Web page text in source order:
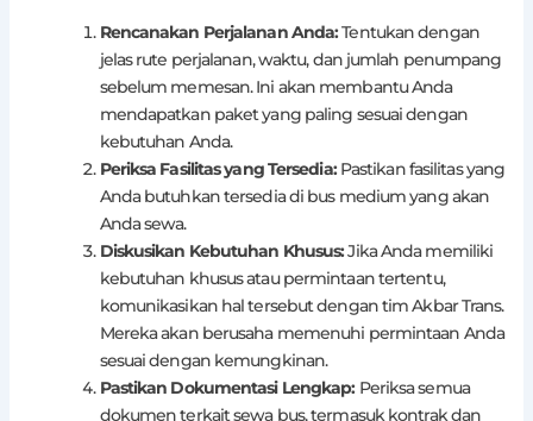
Rencanakan Perjalanan Anda:Tentukan dengan
jelas rute perjalanan, waktu, dan jumlah penumpang
sebelum memesan. Ini akan membantu Anda
mendapatkan paket yang paling sesuai dengan
kebutuhan Anda.
Periksa Fasilitas yang Tersedia:Pastikan fasilitas yang
Anda butuhkan tersedia di bus medium yang akan
Anda sewa.
Diskusikan Kebutuhan Khusus:Jika Anda memiliki
kebutuhan khusus atau permintaan tertentu,
komunikasikan hal tersebut dengan tim Akbar Trans.
Mereka akan berusaha memenuhi permintaan Anda
sesuai dengan kemungkinan.
Pastikan Dokumentasi Lengkap:Periksa semua
dokumen terkait sewa bus, termasuk kontrak dan